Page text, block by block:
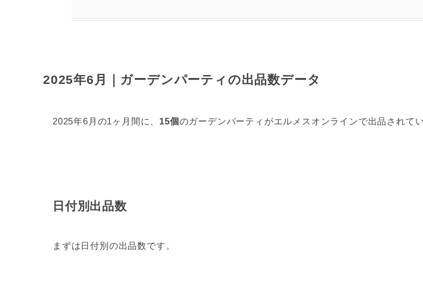
2025年6月｜ガーデンパーティの出品数データ
2025年6月の1ヶ月間に、 15個のガーデンパーティがエルメスオンラインで出品されて
日付別出品数
まずは日付別の出品数です。